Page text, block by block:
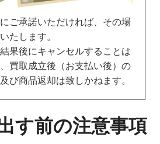
ご承諾いただければ、その場
たします。
果後にキャンセルすることは
買取成立後（お支払い後）の
び商品返却は致しかねます。
す前の注意事項